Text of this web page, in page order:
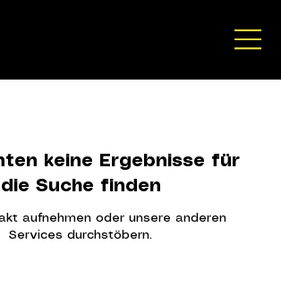
keine Ergebnisse für
die Suche finden
aufnehmen oder unsere anderen
Services durchstöbern.